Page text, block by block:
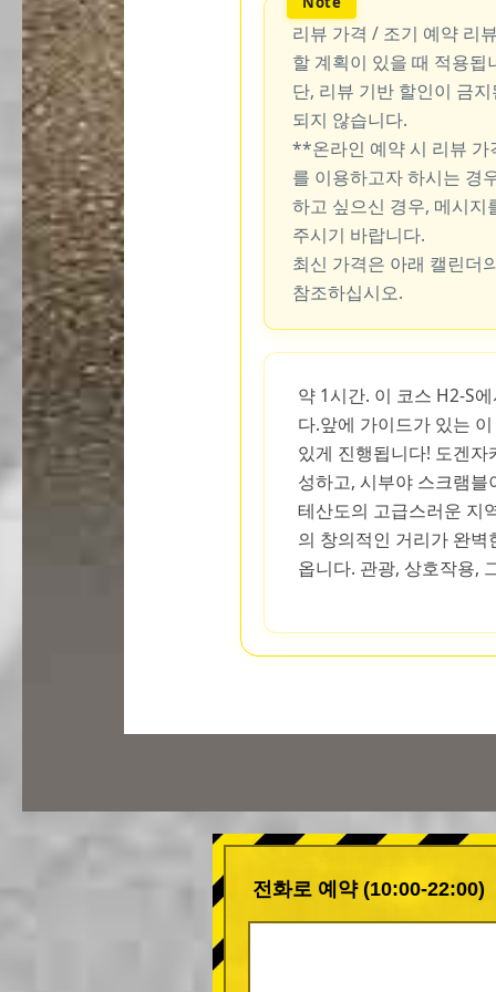
리뷰 가격 / 조기 예약 리
할 계획이 있을 때 적용됩
단, 리뷰 기반 할인이 금
되지 않습니다.
**온라인 예약 시 리뷰 가
를 이용하고자 하시는 경
하고 싶으신 경우, 메시지
주시기 바랍니다.
최신 가격은 아래 캘린더
참조하십시오.
약 1시간. 이 코스 H2-S
다.앞에 가이드가 있는
있게 진행됩니다! 도겐
성하고, 시부야 스크램
테산도의 고급스러운 지
의 창의적인 거리가 완
옵니다. 관광, 상호작용,
전화로 예약 (10:00-22:00)